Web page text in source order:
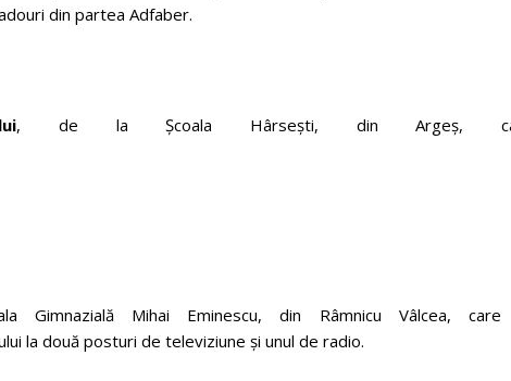
din partea Adfaber.
, de la Școala Hârsești, din Argeș,
Gimnazială Mihai Eminescu, din Râmnicu Vâlcea,
la două posturi de televiziune și unul de radio.